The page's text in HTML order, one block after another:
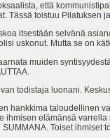
että
Tässä toistuu Pilatuksen
itsestään selvänä
uskonut. Mutta se on
muiden
todistaja luonani.
taloudellinen
ihmisen elämänsä
Toiset ihmiset